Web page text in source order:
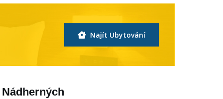
Najít Ubytování